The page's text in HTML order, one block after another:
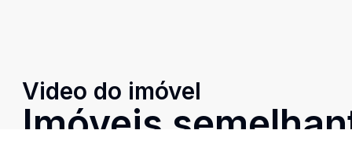
Video do imóvel
Imóveis